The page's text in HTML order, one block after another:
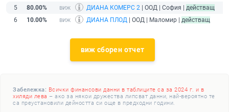
5
80.00% ДИАНА КОМЕРС 2 | ООД | София | действащ
6
10.00% ДИАНА ПЛОД | ООД | Маломир | действащ
виж сборен отчет
Забележка: Всички финансови данни в таблиците са за 2024 г. и в
хиляди лева – ако за някои дружества липсват данни, най-вероятно те
са преустановили дейността си още в предходни години.